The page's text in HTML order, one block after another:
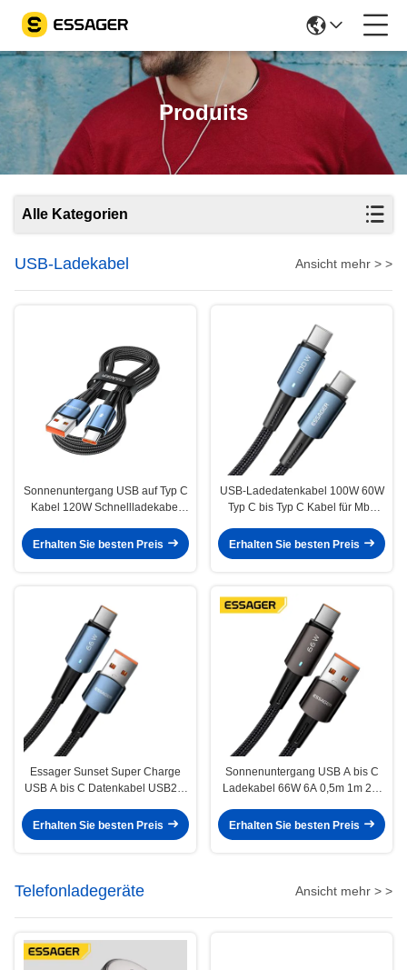
Produits
Alle Kategorien
USB-Ladekabel Ansicht mehr > >
Sonnenuntergang USB auf Typ C
Kabel 120W Schnellladekabel
Erhalten Sie besten Preis
USB-Ladedatenkabel 100W 60W
Typ C bis Typ C Kabel für Mbk
Erhalten Sie besten Preis
Essager Sunset Super Charge
USB A bis C Datenkabel USB2.0
Erhalten Sie besten Preis
Sonnenuntergang USB A bis C
Ladekabel 66W 6A 0,5m 1m 2m
Erhalten Sie besten Preis
Telefonladegeräte Ansicht mehr > >